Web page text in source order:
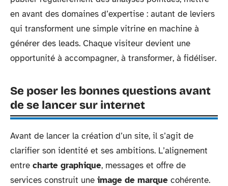
en avant des domaines d’expertise : autant de leviers
qui transforment une simple vitrine en machine à
générer des leads. Chaque visiteur devient une
opportunité à accompagner, à transformer, à fidéliser.
Se poser les bonnes questions avant
de se lancer sur internet
Avant de lancer la création d’un site, il s’agit de
clarifier son identité et ses ambitions. L’alignement
entre charte graphique, messages et offre de
services construit une image de marque cohérente.